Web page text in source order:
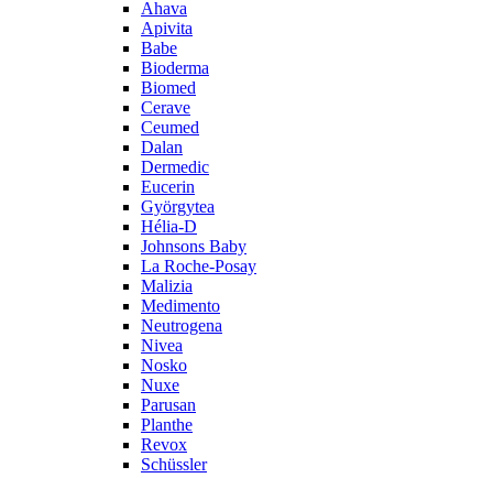
Ahava
Apivita
Babe
Bioderma
Biomed
Cerave
Ceumed
Dalan
Dermedic
Eucerin
Györgytea
Hélia-D
Johnsons Baby
La Roche-Posay
Malizia
Medimento
Neutrogena
Nivea
Nosko
Nuxe
Parusan
Planthe
Revox
Schüssler